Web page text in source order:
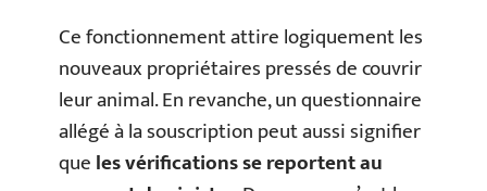
Ce fonctionnement attire logiquement les
nouveaux propriétaires pressés de couvrir
leur animal. En revanche, un questionnaire
allégé à la souscription peut aussi signifier
queles vérifications se reportent au